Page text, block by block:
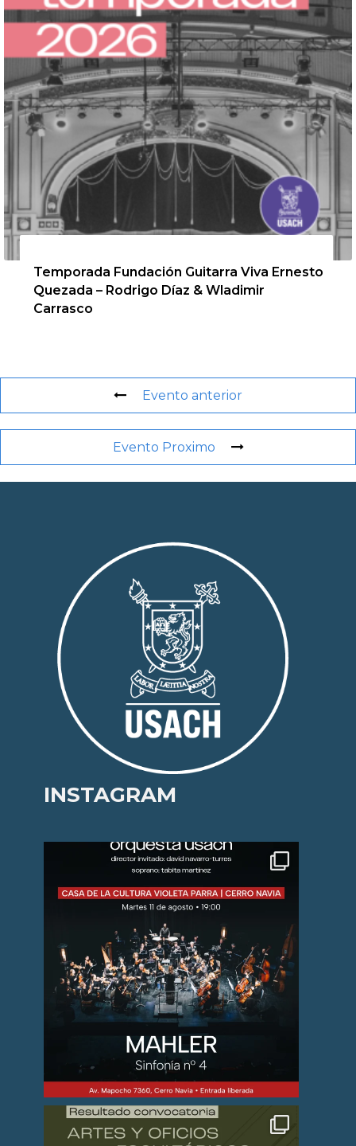
Temporada Fundación Guitarra Viva Ernesto
Quezada – Rodrigo Díaz & Wladimir
Carrasco
Evento anterior
Evento Proximo
INSTAGRAM